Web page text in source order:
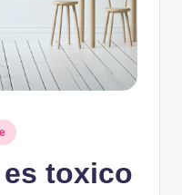
toxico